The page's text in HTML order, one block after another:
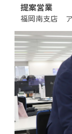
提案営業
福岡南支店